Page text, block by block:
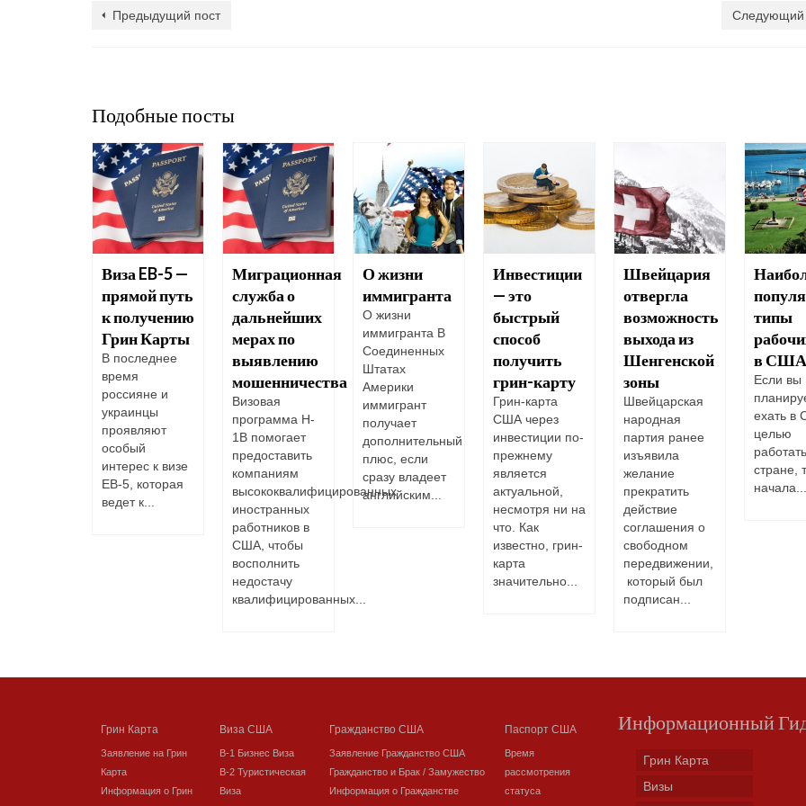
Предыдущий пост Следующий
Подобные посты
Виза EB-5 —
прямой путь
к получению
Грин Карты
В последнее
время
россияне и
украинцы
проявляют
особый
интерес к визе
EB-5, которая
ведет к...
Миграционная
служба о
дальнейших
мерах по
выявлению
мошенничества
Визовая
программа H-
1B помогает
предоставить
компаниям
высококвалифицированных
иностранных
работников в
США, чтобы
восполнить
недостачу
квалифицированных...
О жизни
иммигранта
О жизни
иммигранта В
Соединенных
Штатах
Америки
иммигрант
получает
дополнительный
плюс, если
сразу владеет
английским...
Инвестиции
— это
быстрый
способ
получить
грин-карту
Грин-карта
США через
инвестиции по-
прежнему
является
актуальной,
несмотря ни на
что. Как
известно, грин-
карта
значительно...
Швейцария
отвергла
возможность
выхода из
Шенгенской
зоны
Швейцарская
народная
партия ранее
изъявила
желание
прекратить
действие
соглашения о
свободном
передвижении,
который был
подписан...
типы
в США
Если вы
ехать в
целью
стране,
начала...
Грин Карта
Заявление на Грин
Карта
Информация о Грин
Виза США
В-1 Бизнес Виза
В-2 Туристическая
Виза
Гражданство США
Заявление Гражданство США
Гражданство и Брак / Замужество
Информация о Гражданстве
Паспорт США
Время
рассмотрения
статуса
Информационный
Грин Карта
Визы